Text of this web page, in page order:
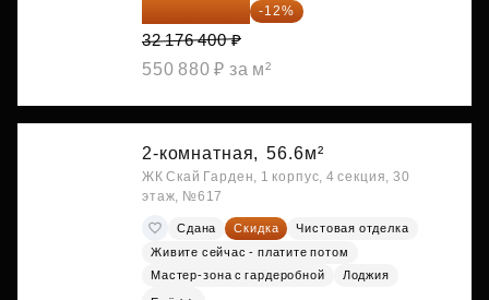
28 315 232 ₽ -12%
32 176 400 ₽
550 880 ₽ за м²
2-комнатная, 56.6м²
ЖК Скай Гарден, 1 корпус, 4 секция, 30
этаж, №617
Сдана Скидка
Чистовая отделка
Живите сейчас - платите потом
Мастер-зона с гардеробной
Лоджия